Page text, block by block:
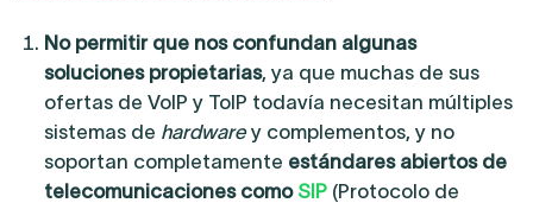
No permitir que nos confundan algunas
soluciones propietarias, ya que muchas de sus
ofertas de VoIP y ToIP todavía necesitan múltiples
sistemas de hardwarey complementos, y no
soportan completamente estándares abiertos de
telecomunicaciones como SIP(Protocolo de